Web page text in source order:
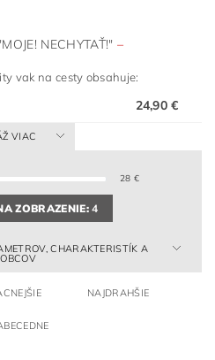
NECHYTAŤ!" –
vak na cesty obsahuje:
24,90 €
VIAC
28 €
ZOBRAZENIE:4
CHARAKTERISTÍK A
NAJDRAHŠIE